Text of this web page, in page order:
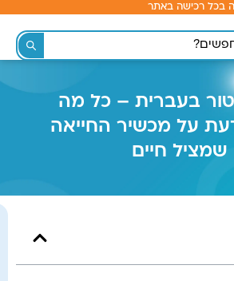
בכל רכישה באתר
בעברית – כל מה
על מכשיר החייאה
שמציל חיים